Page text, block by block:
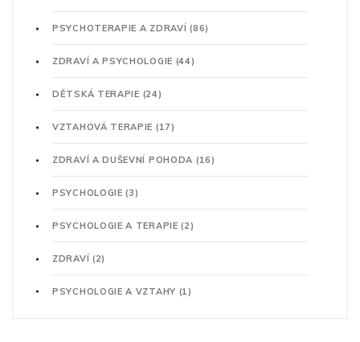
PSYCHOTERAPIE A ZDRAVÍ(86)
ZDRAVÍ A PSYCHOLOGIE (44)
DĚTSKÁ TERAPIE (24)
VZTAHOVÁ TERAPIE (17)
ZDRAVÍ A DUŠEVNÍ POHODA (16)
PSYCHOLOGIE(3)
PSYCHOLOGIE A TERAPIE(2)
ZDRAVÍ (2)
PSYCHOLOGIE A VZTAHY (1)